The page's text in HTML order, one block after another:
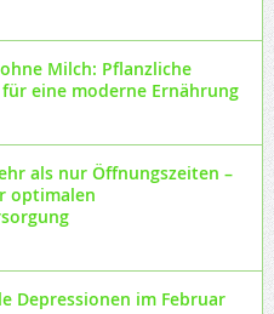
Milch: Pflanzliche
eine moderne Ernährung
als nur Öffnungszeiten –
optimalen
Depressionen im Februar